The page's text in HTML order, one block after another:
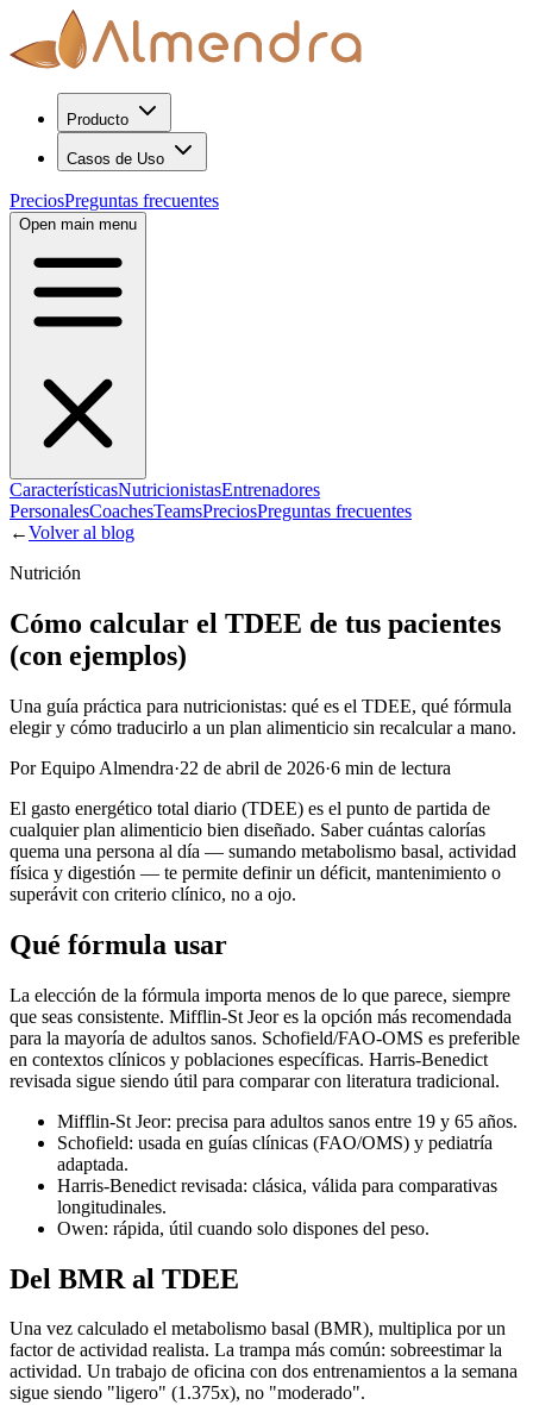
Producto
Casos de Uso
PreciosPreguntas frecuentes
Open main menu
CaracterísticasNutricionistasEntrenadores
PersonalesCoachesTeamsPreciosPreguntas frecuentes
←Volver al blog
Nutrición
Cómo calcular el TDEE de tus pacientes
(con ejemplos)
Una guía práctica para nutricionistas: qué es el TDEE, qué fórmula
elegir y cómo traducirlo a un plan alimenticio sin recalcular a mano.
Por Equipo Almendra·22 de abril de 2026·6 min de lectura
El gasto energético total diario (TDEE) es el punto de partida de
cualquier plan alimenticio bien diseñado. Saber cuántas calorías
quema una persona al día — sumando metabolismo basal, actividad
física y digestión — te permite definir un déficit, mantenimiento o
superávit con criterio clínico, no a ojo.
Qué fórmula usar
La elección de la fórmula importa menos de lo que parece, siempre
que seas consistente. Mifflin-St Jeor es la opción más recomendada
para la mayoría de adultos sanos. Schofield/FAO-OMS es preferible
en contextos clínicos y poblaciones específicas. Harris-Benedict
revisada sigue siendo útil para comparar con literatura tradicional.
Mifflin-St Jeor: precisa para adultos sanos entre 19 y 65 años.
Schofield: usada en guías clínicas (FAO/OMS) y pediatría
adaptada.
Harris-Benedict revisada: clásica, válida para comparativas
longitudinales.
Owen: rápida, útil cuando solo dispones del peso.
Del BMR al TDEE
Una vez calculado el metabolismo basal (BMR), multiplica por un
factor de actividad realista. La trampa más común: sobreestimar la
actividad. Un trabajo de oficina con dos entrenamientos a la semana
sigue siendo "ligero" (1.375x), no "moderado".